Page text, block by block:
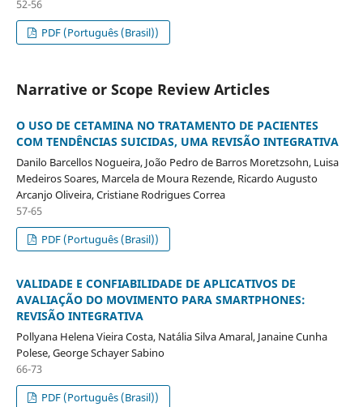
52-56
PDF (Português (Brasil))
Narrative or Scope Review Articles
O USO DE CETAMINA NO TRATAMENTO DE PACIENTES
COM TENDÊNCIAS SUICIDAS, UMA REVISÃO INTEGRATIVA
Danilo Barcellos Nogueira, João Pedro de Barros Moretzsohn, Luisa
Medeiros Soares, Marcela de Moura Rezende, Ricardo Augusto
Arcanjo Oliveira, Cristiane Rodrigues Correa
57-65
PDF (Português (Brasil))
VALIDADE E CONFIABILIDADE DE APLICATIVOS DE
AVALIAÇÃO DO MOVIMENTO PARA SMARTPHONES:
REVISÃO INTEGRATIVA
Pollyana Helena Vieira Costa, Natália Silva Amaral, Janaine Cunha
Polese, George Schayer Sabino
66-73
PDF (Português (Brasil))